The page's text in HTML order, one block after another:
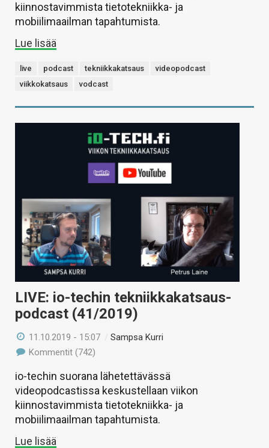
kiinnostavimmista tietotekniikka- ja
mobiilimaailman tapahtumista.
Lue lisää
live podcast tekniikkakatsaus
videopodcast
viikkokatsaus
vodcast
LIVE: io-techin tekniikkakatsaus-
podcast (41/2019)
11.10.2019 - 15:07 /Sampsa Kurri
Kommentit (742)
io-techin suorana lähetettävässä
videopodcastissa keskustellaan viikon
kiinnostavimmista tietotekniikka- ja
mobiilimaailman tapahtumista.
Lue lisää